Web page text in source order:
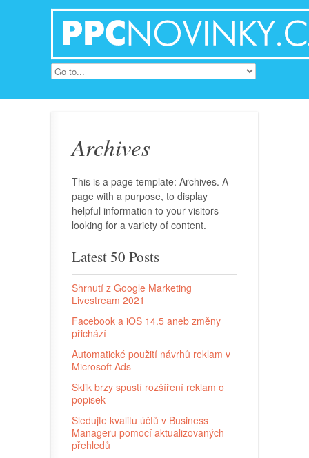
Archives
This is a page template: Archives. A
page with a purpose, to display
helpful information to your visitors
looking for a variety of content.
Latest 50 Posts
Shrnutí z Google Marketing
Livestream 2021
Facebook a iOS 14.5 aneb změny
přichází
Automatické použití návrhů reklam v
Microsoft Ads
Sklik brzy spustí rozšíření reklam o
popisek
Sledujte kvalitu účtů v Business
Manageru pomocí aktualizovaných
přehledů